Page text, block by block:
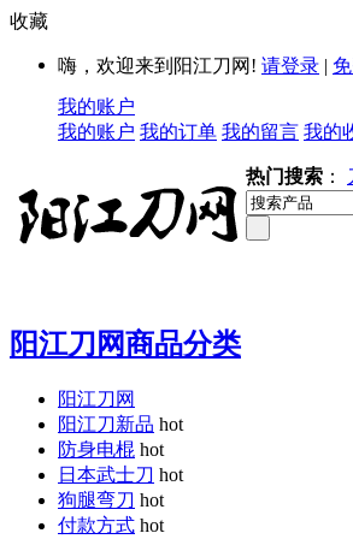
收藏
嗨，欢迎来到阳江刀网! 请登录 |
我的账户
我的账户 我的订单 我的留言 我的
热门搜索 ：
阳江刀网商品分类
阳江刀网
阳江刀新品 hot
防身电棍 hot
日本武士刀 hot
狗腿弯刀 hot
付款方式 hot